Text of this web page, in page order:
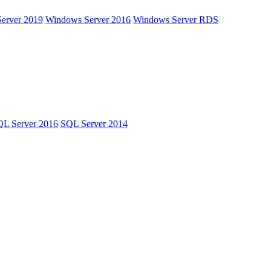
2019 Windows Server 2016 Windows Server RDS
Server 2016 SQL Server 2014